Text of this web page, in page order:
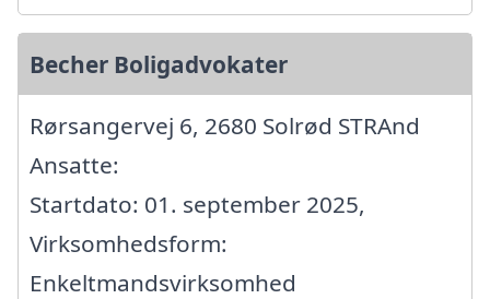
Becher Boligadvokater
Rørsangervej 6, 2680 Solrød STRAnd
Ansatte:
Startdato: 01. september 2025,
Virksomhedsform:
Enkeltmandsvirksomhed